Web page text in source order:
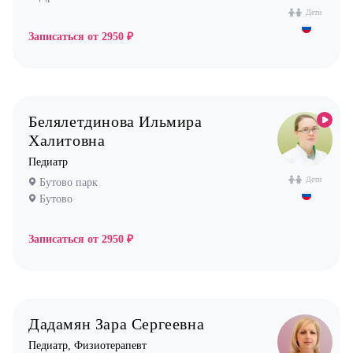
Оториноларинголог (лор)
Психиатр
Психолог
Пульмонолог
Стоматолог имплантолог
Стоматолог ортопед
Уролог
Дети
Записаться от 2950 ₽
Дети
Белялетдинова Ильмира
Халитовна
Педиатр
Бутово парк
Бутово
Записаться от 2950 ₽
Дадамян Зара Сергеевна
Педиатр, Физиотерапевт